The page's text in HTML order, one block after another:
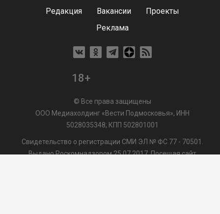
Редакция Вакансии
Проекты
Реклама
18+
© Все права защищены
ООО Медиахолдинг «Вести Подмосковья», ИНН
5028035348; КПП 502801001
Свидетельство о регистрации СМИ ЭЛ № ФС 77 - 70501.
Выдано Роскомнадзором 25.07.2017. Посещая сайт